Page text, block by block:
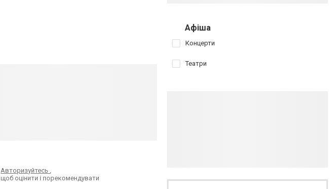
Авторизуйтесь,
щоб оцінити і порекомендувати
Афіша
Концерти
Театри